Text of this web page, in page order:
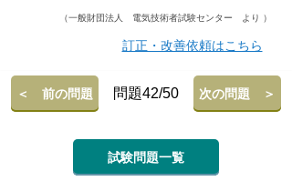
（一般財団法人 電気技術者試験センター より ）
訂正・改善依頼はこちら
＜ 前の問題 問題42/50 次の問題 ＞
試験問題一覧